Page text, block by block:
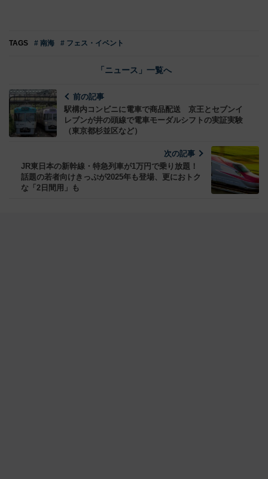
TAGS # 南海 # フェス・イベント
「ニュース」一覧へ
前の記事
駅構内コンビニに電車で商品配送 京王とセブンイ
レブンが井の頭線で電車モーダルシフトの実証実験
（東京都杉並区など）
次の記事
JR東日本の新幹線・特急列車が1万円で乗り放題！
話題の若者向けきっぷが2025年も登場、更におトク
な「2日間用」も